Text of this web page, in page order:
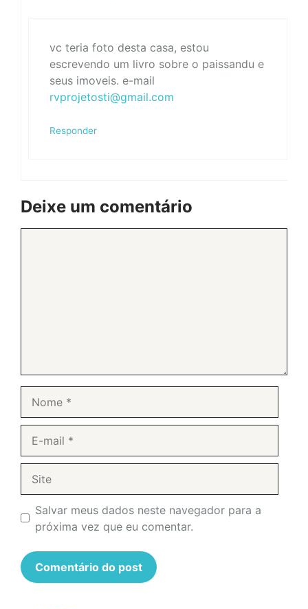
vc teria foto desta casa, estou
escrevendo um livro sobre o paissandu e
seus imoveis. e-mail
rvprojetosti@gmail.com
Responder
Deixe um comentário
mail
Salvar meus dados neste navegador para a
próxima vez que eu comentar.